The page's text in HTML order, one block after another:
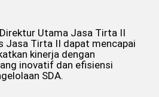
Utama Jasa Tirta II
Jasa Tirta II dapat mencapai
kinerja dengan
inovatif dan efisiensi
SDA.